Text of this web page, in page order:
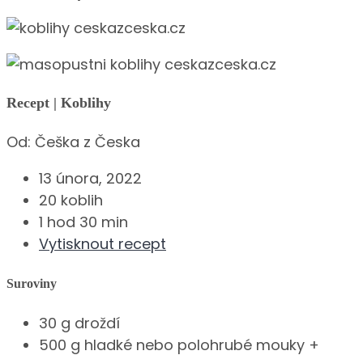
Recept | Koblihy
Od: Češka z Česka
13 února, 2022
20 koblih
1 hod 30 min
Vytisknout recept
Suroviny
30 g droždí
500 g hladké nebo polohrubé mouky +